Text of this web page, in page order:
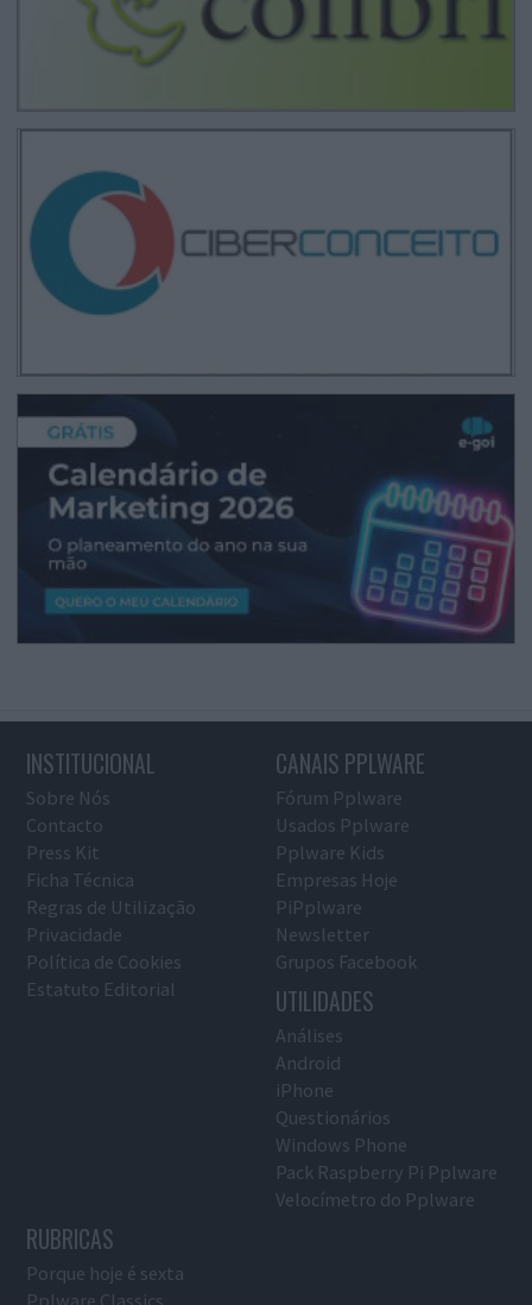
INSTITUCIONAL
Sobre Nós
Contacto
Press Kit
Ficha Técnica
Regras de Utilização
Privacidade
Política de Cookies
Estatuto Editorial
CANAIS PPLWARE
Fórum Pplware
Usados Pplware
Pplware Kids
Empresas Hoje
PiPplware
Newsletter
Grupos Facebook
UTILIDADES
Análises
Android
iPhone
Questionários
Windows Phone
Pack Raspberry Pi Pplware
Velocímetro do Pplware
RUBRICAS
Porque hoje é sexta
Pplware Classics…